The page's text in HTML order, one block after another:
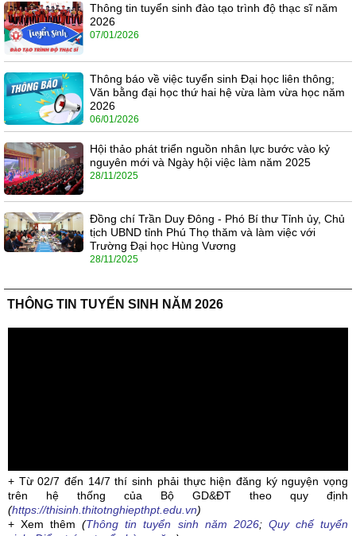
Thông tin tuyển sinh đào tạo trình độ thạc sĩ năm
2026
07/01/2026
Thông báo về việc tuyển sinh Đại học liên thông;
Văn bằng đại học thứ hai hệ vừa làm vừa học năm
2026
06/01/2026
Hội thảo phát triển nguồn nhân lực bước vào kỷ
nguyên mới và Ngày hội việc làm năm 2025
28/11/2025
Đồng chí Trần Duy Đông - Phó Bí thư Tỉnh ủy, Chủ
tịch UBND tỉnh Phú Thọ thăm và làm việc với
Trường Đại học Hùng Vương
28/11/2025
THÔNG TIN TUYỂN SINH NĂM 2026
+ Từ 02/7 đến 14/7 thí sinh phải thực hiện đăng ký nguyện vọng
trên hệ thống của Bộ GD&ĐT theo quy định
(https://thisinh.thitotnghiepthpt.edu.vn)
+ Xem thêm(Thông tin tuyển sinh năm 2026; Quy chế tuyển